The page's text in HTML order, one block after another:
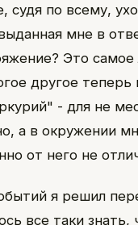
судя по всему,
мне в
Это
другое теперь
- для не
а в окружении
от него не
я решил
все таки